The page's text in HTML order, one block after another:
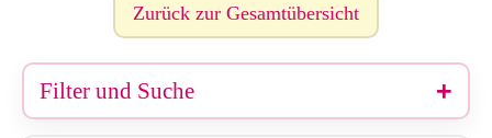
Zurück zur Gesamtübersicht
Filter und Suche